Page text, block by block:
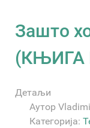
Зашто
(КЊИГА
Детаљи
Аутор
Категорија: